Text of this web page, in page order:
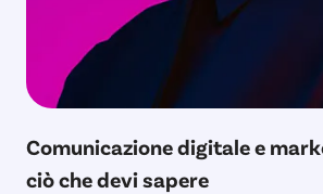
Comunicazione digitale e
ciò che devi sapere